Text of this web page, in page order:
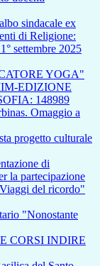
sindacale ex
di Religione:
settembre 2025
YOGA"
EDIZIONE
148989
Omaggio a
progetto culturale
di
la partecipazione
del ricordo"
"Nonostante
CORSI INDIRE